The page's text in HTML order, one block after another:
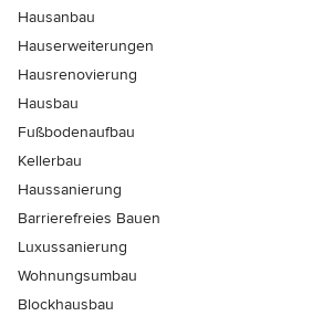
Hausanbau
Hauserweiterungen
Hausrenovierung
Hausbau
Fußbodenaufbau
Kellerbau
Haussanierung
Barrierefreies Bauen
Luxussanierung
Wohnungsumbau
Blockhausbau